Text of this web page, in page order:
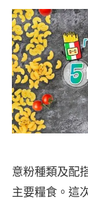
意粉種類及配
主要糧食。這